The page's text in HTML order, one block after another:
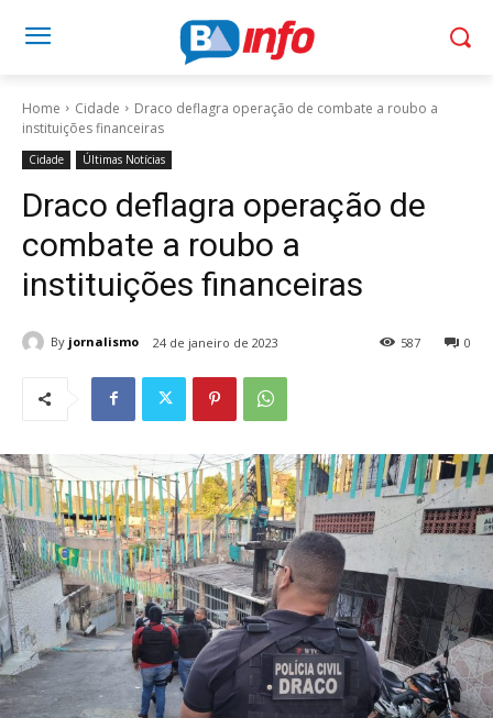
Home Cidade
Draco deflagra operação de combate a roubo a
instituições financeiras
Cidade Últimas Notícias
Draco deflagra operação de
combate a roubo a
instituições financeiras
By jornalismo 24 de janeiro de 2023 0
587